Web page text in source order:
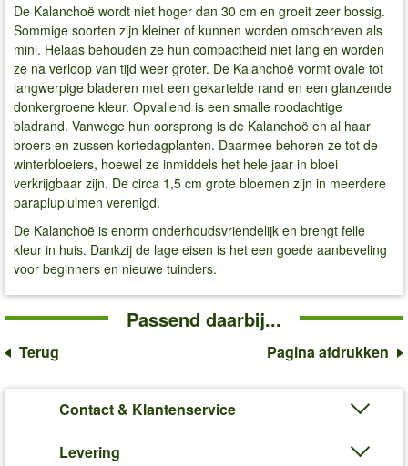
De Kalanchoë wordt niet hoger dan 30 cm en groeit zeer bossig.
Sommige soorten zijn kleiner of kunnen worden omschreven als
mini. Helaas behouden ze hun compactheid niet lang en worden
ze na verloop van tijd weer groter. De Kalanchoë vormt ovale tot
langwerpige bladeren met een gekartelde rand en een glanzende
donkergroene kleur. Opvallend is een smalle roodachtige
bladrand. Vanwege hun oorsprong is de Kalanchoë en al haar
broers en zussen kortedagplanten. Daarmee behoren ze tot de
winterbloeiers, hoewel ze inmiddels het hele jaar in bloei
verkrijgbaar zijn. De circa 1,5 cm grote bloemen zijn in meerdere
paraplupluimen verenigd.
De Kalanchoë is enorm onderhoudsvriendelijk en brengt felle
kleur in huis. Dankzij de lage eisen is het een goede aanbeveling
voor beginners en nieuwe tuinders.
Passend daarbij...
Terug Pagina afdrukken
Contact & Klantenservice
Levering